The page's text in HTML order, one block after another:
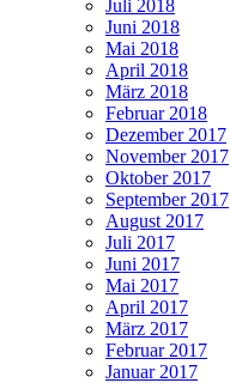
Juli 2018
Juni 2018
Mai 2018
April 2018
März 2018
Februar 2018
Dezember 2017
November 2017
Oktober 2017
September 2017
August 2017
Juli 2017
Juni 2017
Mai 2017
April 2017
März 2017
Februar 2017
Januar 2017